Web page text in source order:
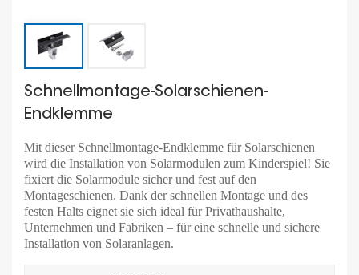
Schnellmontage-Solarschienen-
Endklemme
Mit dieser Schnellmontage-Endklemme für Solarschienen
wird die Installation von Solarmodulen zum Kinderspiel! Sie
fixiert die Solarmodule sicher und fest auf den
Montageschienen. Dank der schnellen Montage und des
festen Halts eignet sie sich ideal für Privathaushalte,
Unternehmen und Fabriken – für eine schnelle und sichere
Installation von Solaranlagen.